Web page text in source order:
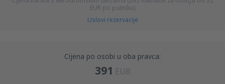
EUR po putniku)
Uslovi rezervacije
Cijena po osobi u oba pravca:
391 EUR